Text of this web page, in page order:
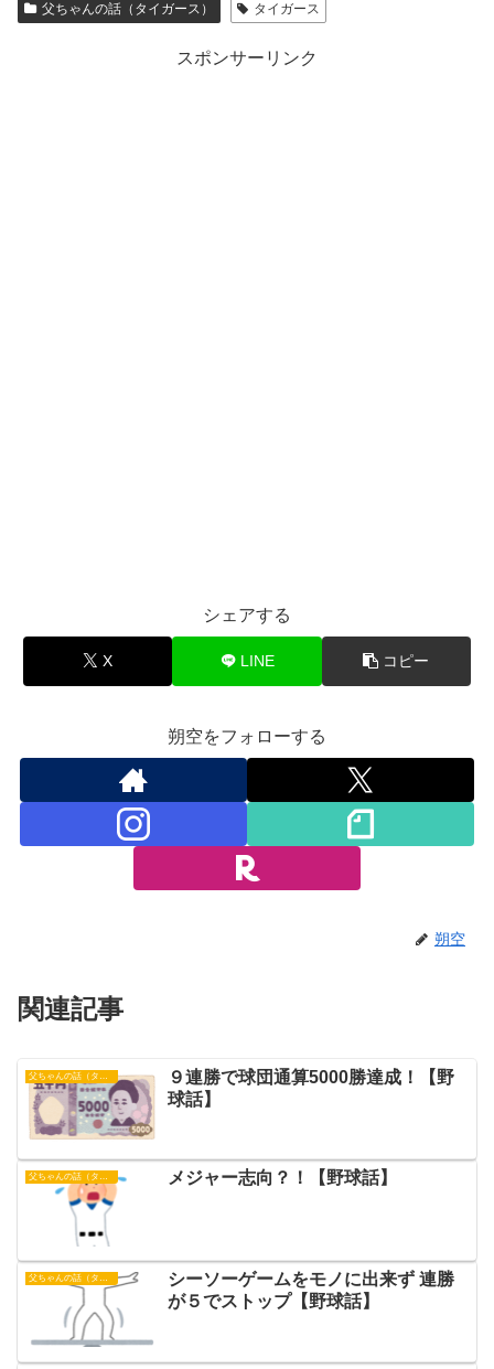
父ちゃんの話（タイガース） タイガース
スポンサーリンク
シェアする
X LINE コピー
朔空をフォローする
朔空
関連記事
９連勝で球団通算5000勝達成！【野
球話】
父ちゃんの話（タイガース） メジャー志向？！【野球話】
父ちゃんの話（タイガース）
シーソーゲームをモノに出来ず 連勝
が５でストップ【野球話】